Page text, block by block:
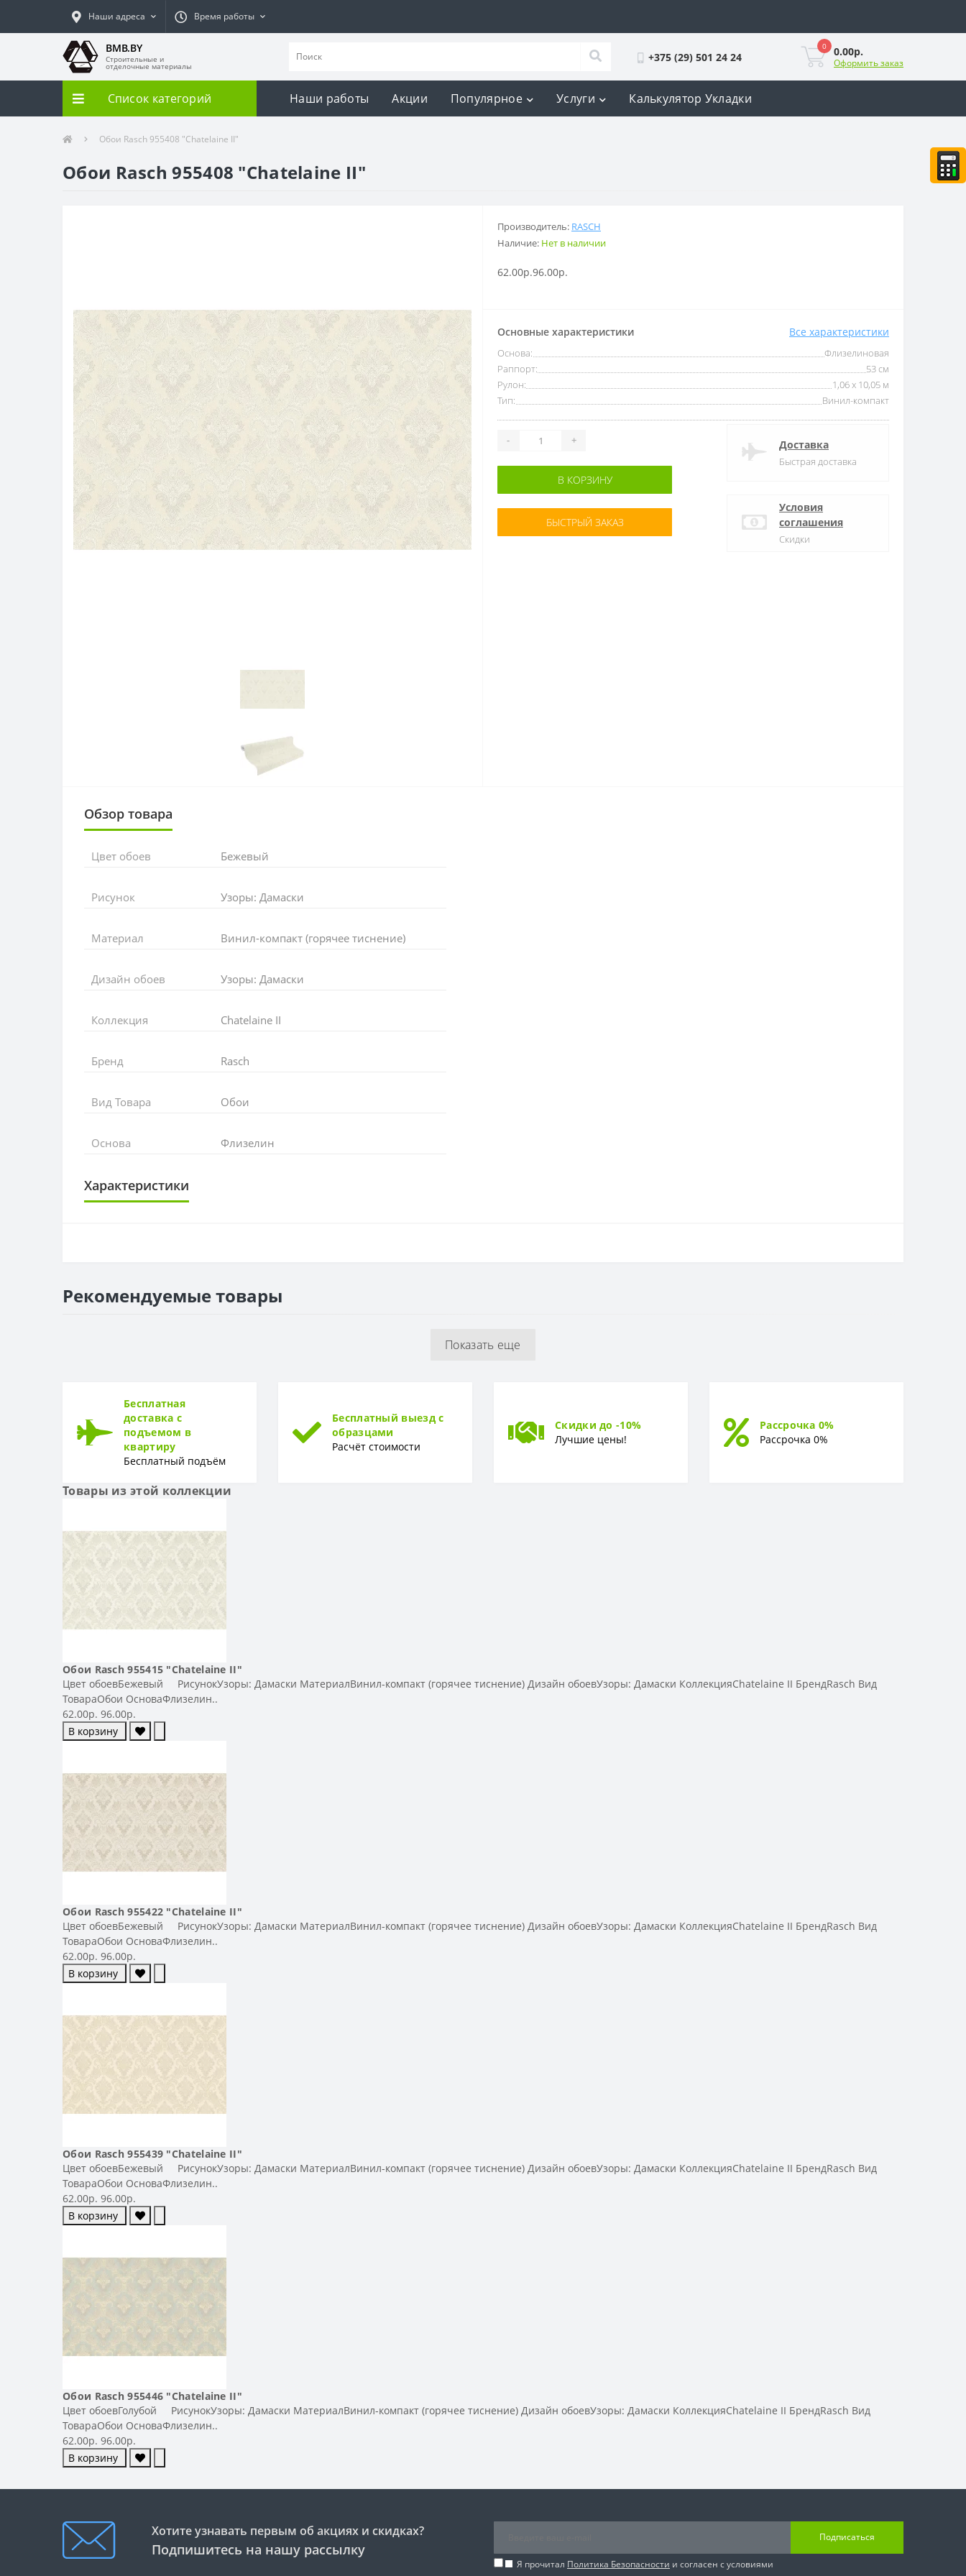
Наши адреса Время работы
BMB.BY
Строительные и
отделочные материалы
+375 (29) 501 24 24
0 0.00р.
Оформить заказ
Список категорий Наши работы Акции Популярное Услуги Калькулятор Укладки
Обои Rasch 955408 "Chatelaine II"
Обои Rasch 955408 "Chatelaine II"
Производитель: RASCH
Наличие: Нет в наличии
62.00р.96.00р.
Основные характеристики Все характеристики
Основа:
Флизелиновая
Раппорт:
53 см
Рулон:
1,06 x 10,05 м
Тип:
Винил-компакт
- +
В КОРЗИНУ
БЫСТРЫЙ ЗАКАЗ
Доставка
Быстрая доставка
Условия
соглашения
Скидки
Обзор товара
Цвет обоев Бежевый
Рисунок Узоры: Дамаски
Материал Винил-компакт (горячее тиснение)
Дизайн обоев Узоры: Дамаски
Коллекция Chatelaine II
Бренд Rasch
Вид Товара Обои
Основа Флизелин
Характеристики
Раппорт
1,06 x 10,05 м
Рекомендуемые товары
Показать еще
Бесплатная
доставка с
подъемом в
квартиру
Бесплатный подъём
Бесплатный выезд с
образцами
Расчёт стоимости
Скидки до -10%
Лучшие цены!
Рассрочка 0%
Рассрочка 0%
Товары из этой коллекции
Обои Rasch 955415 "Chatelaine II"
Цвет обоевБежевый РисунокУзоры: Дамаски МатериалВинил-компакт (горячее тиснение) Дизайн обоевУзоры: Дамаски КоллекцияChatelaine II БрендRasch Вид
ТовараОбои ОсноваФлизелин..
62.00р. 96.00р.
В корзину
Обои Rasch 955422 "Chatelaine II"
Цвет обоевБежевый РисунокУзоры: Дамаски МатериалВинил-компакт (горячее тиснение) Дизайн обоевУзоры: Дамаски КоллекцияChatelaine II БрендRasch Вид
ТовараОбои ОсноваФлизелин..
62.00р. 96.00р.
В корзину
Обои Rasch 955439 "Chatelaine II"
Цвет обоевБежевый РисунокУзоры: Дамаски МатериалВинил-компакт (горячее тиснение) Дизайн обоевУзоры: Дамаски КоллекцияChatelaine II БрендRasch Вид
ТовараОбои ОсноваФлизелин..
62.00р. 96.00р.
В корзину
Обои Rasch 955446 "Chatelaine II"
Цвет обоевГолубой РисунокУзоры: Дамаски МатериалВинил-компакт (горячее тиснение) Дизайн обоевУзоры: Дамаски КоллекцияChatelaine II БрендRasch Вид
ТовараОбои ОсноваФлизелин..
62.00р. 96.00р.
В корзину
Хотите узнавать первым об акциях и скидках?
Подпишитесь на нашу рассылку
Подписаться
Я прочитал Политика Безопасности и согласен с условиями